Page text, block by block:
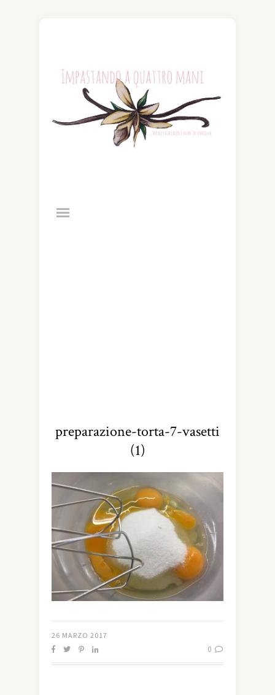
preparazione-torta-7-vasetti
(1)
26 MARZO 2017
0